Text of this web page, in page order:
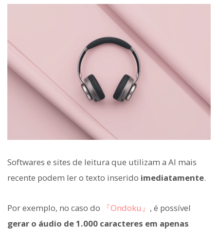
Softwares e sites de leitura que utilizam a AI mais
recente podem ler o texto inserido imediatamente.
Por exemplo, no caso do 『Ondoku』 , é possível
gerar o áudio de 1.000 caracteres em apenas